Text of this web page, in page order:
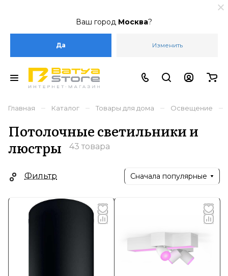
Ваш город Москва?
Да Изменить
Главная – Каталог – Товары для дома – Освещение –
Потолочные светильники и
люстры
43 товара
Фильтр Сначала популярные